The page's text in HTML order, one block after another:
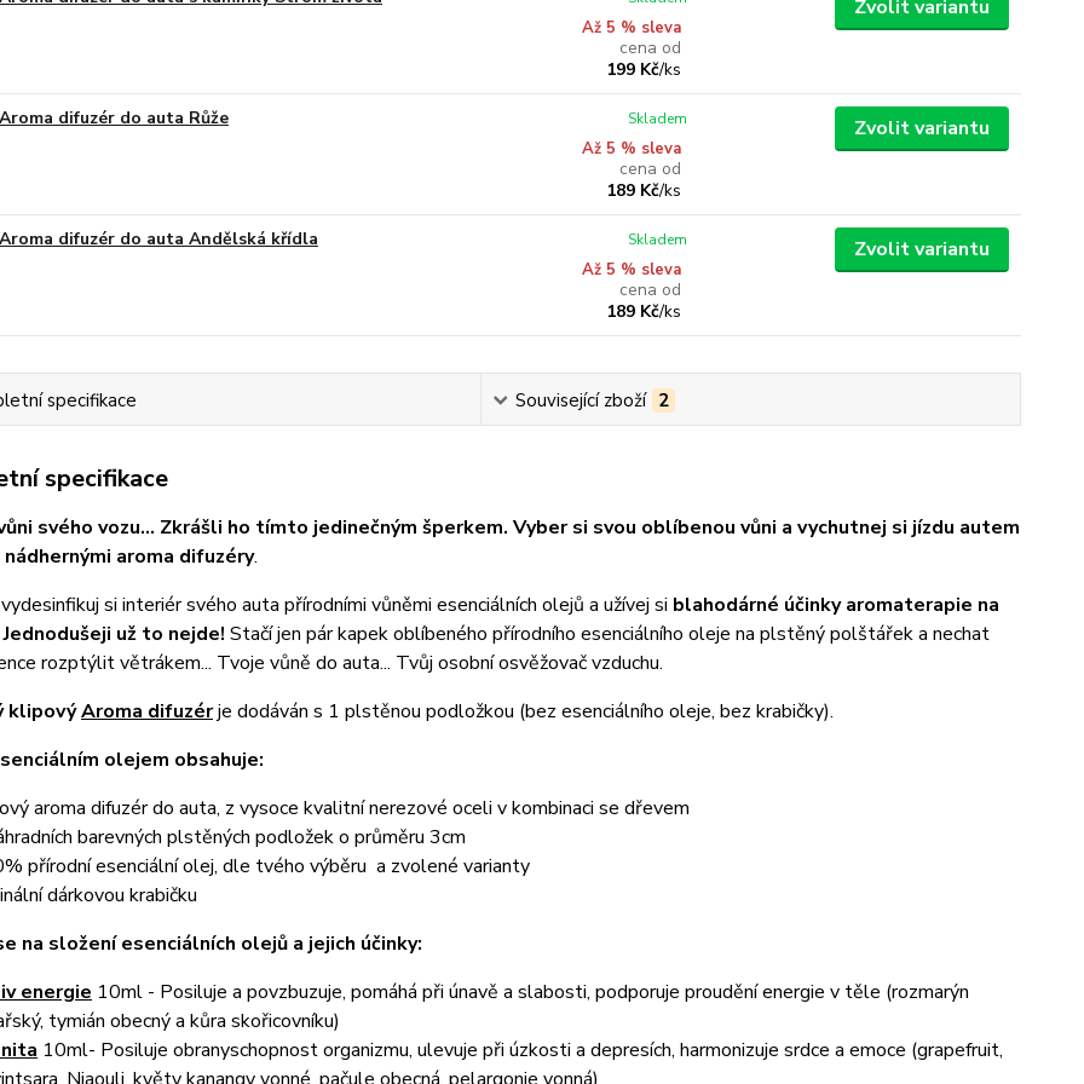
Až 5 % sleva
cena od
199 Kč/ks
Zvolit variantu
difuzér do auta Růže
Až 5 % sleva
cena od
189 Kč/ks
Skladem Zvolit variantu
difuzér do auta Andělská křídla
Až 5 % sleva
cena od
189 Kč/ks
Skladem Zvolit variantu
specifikace Související zboží 2
specifikace
svého vozu... Zkrášli ho tímto jedinečným šperkem. Vyber si svou oblíbenou vůni a vychutnej si jízdu autem
aroma difuzéry.
si interiér svého auta přírodními vůněmi esenciálních olejů a užívej si blahodárné účinky aromaterapie na
Jednodušeji už to nejde! Stačí jen pár kapek oblíbeného přírodního esenciálního oleje na plstěný polštářek a nechat
rozptýlit větrákem... Tvoje vůně do auta... Tvůj osobní osvěžovač vzduchu.
klipovýAroma difuzérje dodáván s 1 plstěnou podložkou (bez esenciálního oleje, bez krabičky).
olejem obsahuje:
aroma difuzér do auta, z vysoce kvalitní nerezové oceli v kombinaci se dřevem
barevných plstěných podložek o průměru 3cm
přírodní esenciální olej, dle tvého výběru a zvolené varianty
dárkovou krabičku
na složení esenciálních olejů a jejich účinky:
energie 10ml - Posiluje a povzbuzuje, pomáhá při únavě a slabosti, podporuje proudění energie v těle (rozmarýn
tymián obecný a kůra skořicovníku)
10ml- Posiluje obranyschopnost organizmu, ulevuje při úzkosti a depresích, harmonizuje srdce a emoce (grapefruit,